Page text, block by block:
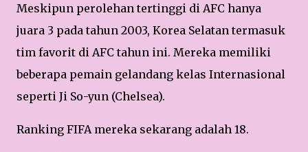
Meskipun perolehan tertinggi di AFC hanya
juara 3 pada tahun 2003, Korea Selatan termasuk
tim favorit di AFC tahun ini. Mereka memiliki
beberapa pemain gelandang kelas Internasional
seperti Ji So-yun (Chelsea).
Ranking FIFA mereka sekarang adalah 18.